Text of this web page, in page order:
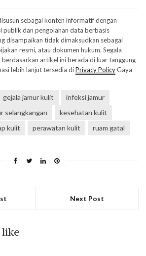
sebagai konten informatif dengan
publik dan pengolahan data berbasis
disampaikan tidak dimaksudkan sebagai
resmi, atau dokumen hukum. Segala
artikel ini berada di luar tanggung
lebih lanjut tersedia diPrivacy PolicyGaya
gejala jamur kulit
infeksi jamur
selangkangan
kesehatan kulit
kulit perawatan kulit ruam gatal
Next Post